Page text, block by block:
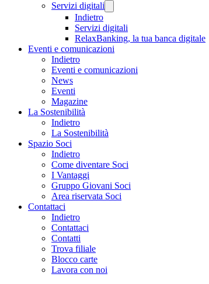
Servizi digitali
Indietro
Servizi digitali
RelaxBanking, la tua banca digitale
Eventi e comunicazioni
Indietro
Eventi e comunicazioni
News
Eventi
Magazine
La Sostenibilità
Indietro
La Sostenibilità
Spazio Soci
Indietro
Come diventare Soci
I Vantaggi
Gruppo Giovani Soci
Area riservata Soci
Contattaci
Indietro
Contattaci
Contatti
Trova filiale
Blocco carte
Lavora con noi